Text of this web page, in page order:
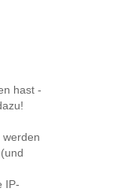
hast -
IP-